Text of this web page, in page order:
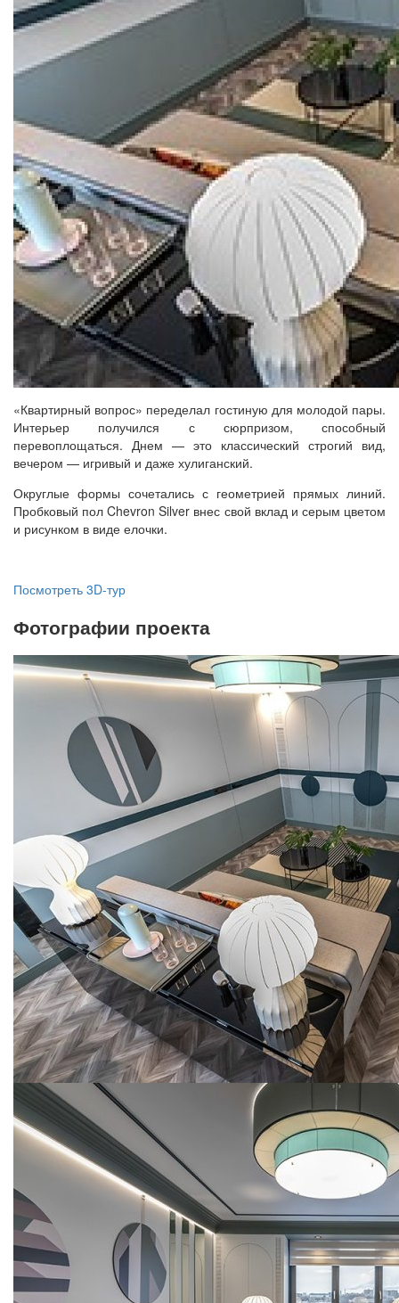
«Квартирный вопрос» переделал гостиную для молодой пары.
Интерьер получился с сюрпризом, способный
перевоплощаться. Днем — это классический строгий вид,
вечером — игривый и даже хулиганский.
Округлые формы сочетались с геометрией прямых линий.
Пробковый пол Chevron Silver внес свой вклад и серым цветом
и рисунком в виде елочки.
Посмотреть 3D-тур
Фотографии проекта